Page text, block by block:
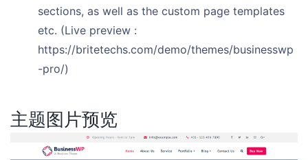
sections, as well as the custom page templates
etc. (Live preview :
https://britetechs.com/demo/themes/businesswp
-pro/)
主题图片预览